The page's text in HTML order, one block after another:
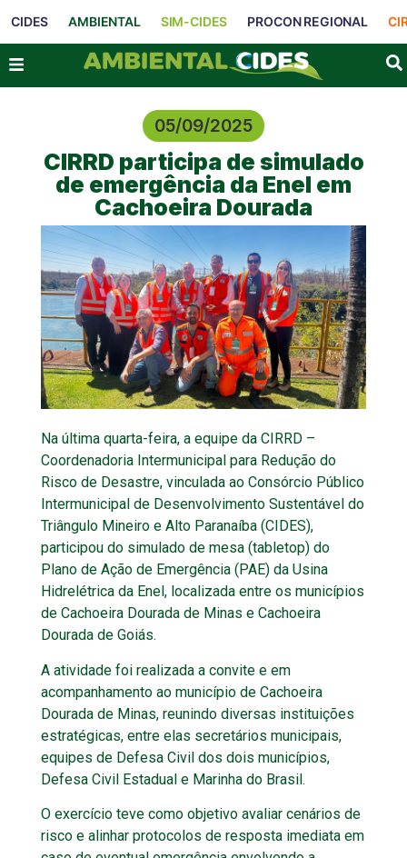
CIDES AMBIENTAL SIM-CIDES PROCON REGIONAL
05/09/2025
CIRRD participa de simulado
de emergência da Enel em
Cachoeira Dourada
Na última quarta-feira, a equipe da CIRRD –
Coordenadoria Intermunicipal para Redução do
Risco de Desastre, vinculada ao Consórcio Público
Intermunicipal de Desenvolvimento Sustentável do
Triângulo Mineiro e Alto Paranaíba (CIDES),
participou do simulado de mesa (tabletop) do
Plano de Ação de Emergência (PAE) da Usina
Hidrelétrica da Enel, localizada entre os municípios
de Cachoeira Dourada de Minas e Cachoeira
Dourada de Goiás.
A atividade foi realizada a convite e em
acompanhamento ao município de Cachoeira
Dourada de Minas, reunindo diversas instituições
estratégicas, entre elas secretários municipais,
equipes de Defesa Civil dos dois municípios,
Defesa Civil Estadual e Marinha do Brasil.
O exercício teve como objetivo avaliar cenários de
risco e alinhar protocolos de resposta imediata em